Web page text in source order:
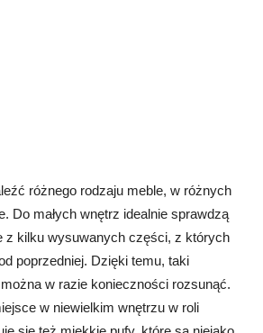
różnego rodzaju meble, w różnych
Do małych wnętrz idealnie sprawdzą
z kilku wysuwanych części, z których
poprzedniej. Dzięki temu, taki
w razie konieczności rozsunąć.
w niewielkim wnętrzu w roli